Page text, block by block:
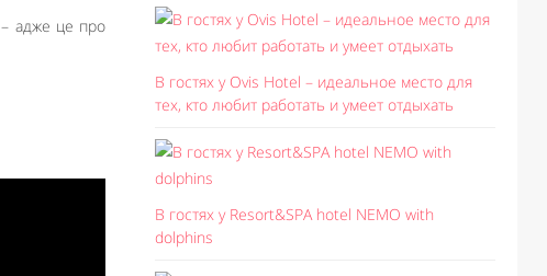
– адже це про
В гостях у Ovis Hotel – идеальное место для
тех, кто любит работать и умеет отдыхать
В гостях у Resort&SPA hotel NEMO with
dolphins